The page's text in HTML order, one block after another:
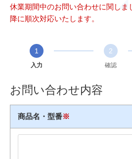
休業期間中のお問い合わせに関しま
降に順次対応いたします。
1
入力
2
確認
お問い合わせ内容
商品名・型番※